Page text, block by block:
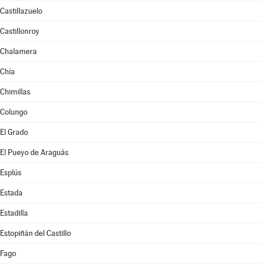
Castillazuelo
Castillonroy
Chalamera
Chía
Chimillas
Colungo
El Grado
El Pueyo de Araguás
Esplús
Estada
Estadilla
Estopiñán del Castillo
Fago